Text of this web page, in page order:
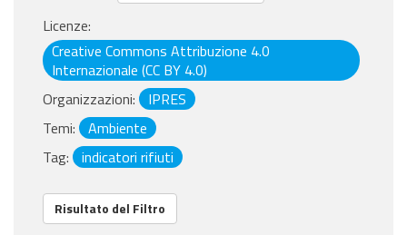
Licenze:
Creative Commons Attribuzione 4.0
Internazionale (CC BY 4.0)
Organizzazioni:
IPRES
Temi:
Ambiente
Tag:
indicatori rifiuti
Risultato del Filtro